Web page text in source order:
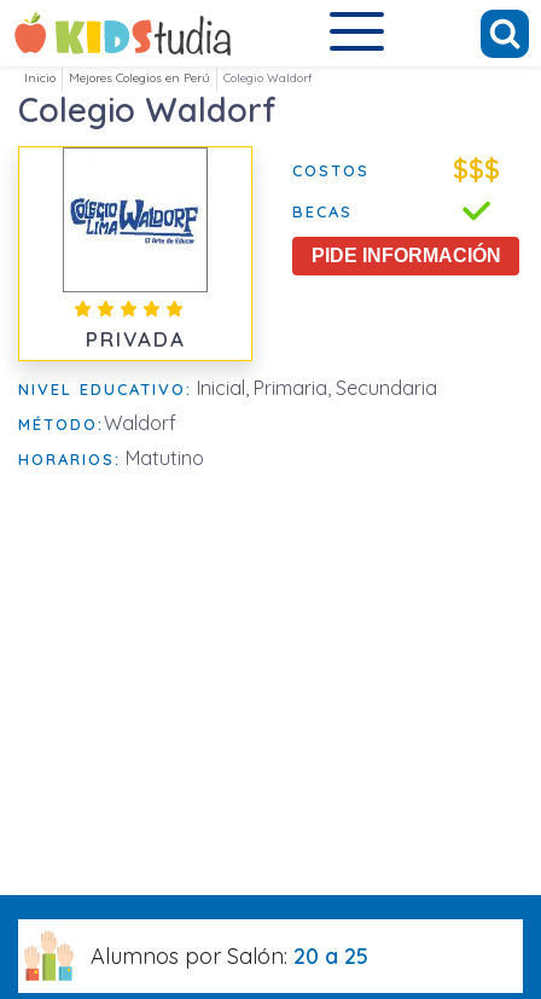
Inicio Mejores Colegios en Perú Colegio Waldorf
Colegio Waldorf
PRIVADA
COSTOS $$$
BECAS
PIDE INFORMACIÓN
NIVEL EDUCATIVO: Inicial, Primaria, Secundaria
MÉTODO:Waldorf
HORARIOS: Matutino
Alumnos por Salón: 20 a 25